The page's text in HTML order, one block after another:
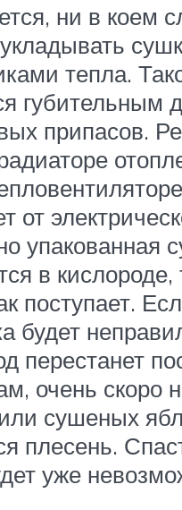
ни в коем
тепла.
губительным
припасов.
от
упакованная
в кислороде,
поступает.
будет
перестанет
очень скоро
сушеных
плесень.
уже